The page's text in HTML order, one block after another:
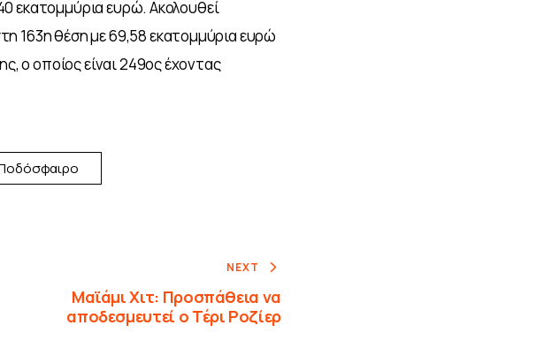
εκατομμύρια ευρώ. Ακολουθεί
163η θέση με 69,58 εκατομμύρια ευρώ
ο οποίος είναι 249ος έχοντας
NEXT
Μαϊάμι Χιτ: Προσπάθεια να
αποδεσμευτεί ο Τέρι Ροζίερ